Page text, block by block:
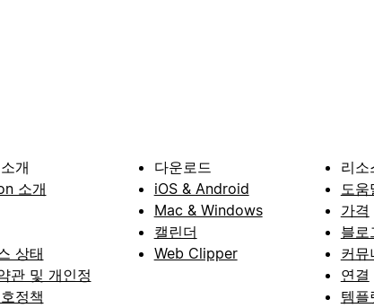
개
소개
상태
관 및 개인정
정책
다운로드
iOS & Android
Mac & Windows
캘린더
Web Clipper
리소
도움
가격
블로
커뮤
연결
템플